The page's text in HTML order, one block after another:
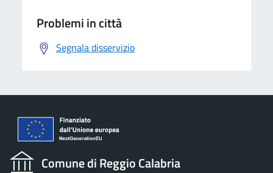
Problemi in città
Segnala disservizio
Comune di Reggio Calabria